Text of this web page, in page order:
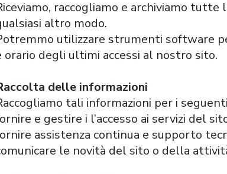
raccogliamo e archiviamo
altro modo.
utilizzare strumenti software
orario degli ultimi accessi al nostro sito.
delle informazioni
tali informazioni per i
e gestire i l’accesso ai servizi del
assistenza continua e supporto
le novità del sito o della